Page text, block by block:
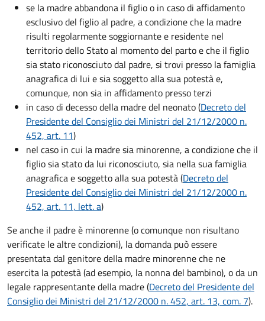
se la madre abbandona il figlio o in caso di affidamento
esclusivo del figlio al padre, a condizione che la madre
risulti regolarmente soggiornante e residente nel
territorio dello Stato al momento del parto e che il figlio
sia stato riconosciuto dal padre, si trovi presso la famiglia
anagrafica di lui e sia soggetto alla sua potestà e,
comunque, non sia in affidamento presso terzi
in caso di decesso della madre del neonato (Decreto del
Presidente del Consiglio dei Ministri del 21/12/2000 n.
452, art. 11)
nel caso in cui la madre sia minorenne, a condizione che il
figlio sia stato da lui riconosciuto, sia nella sua famiglia
anagrafica e soggetto alla sua potestà (Decreto del
Presidente del Consiglio dei Ministri del 21/12/2000 n.
452, art. 11, lett. a)
Se anche il padre è minorenne (o comunque non risultano
verificate le altre condizioni), la domanda può essere
presentata dal genitore della madre minorenne che ne
esercita la potestà (ad esempio, la nonna del bambino), o da un
legale rappresentante della madre (Decreto del Presidente del
Consiglio dei Ministri del 21/12/2000 n. 452, art. 13, com. 7).